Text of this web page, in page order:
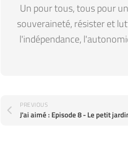
Un pour tous, tous pour
souveraineté, résister et
l'indépendance,
PREVIOUS